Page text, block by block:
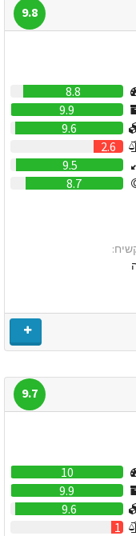
9.8
8.8
9.9
9.6
2.6
9.5
8.7
9.7
10
9.9
9.6
1